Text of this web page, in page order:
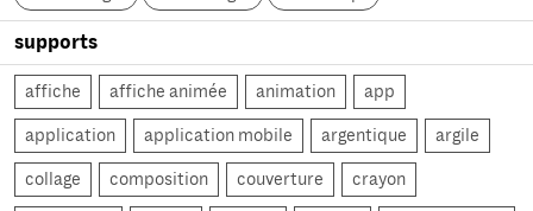
supports
affiche affiche animée animation app
application application mobile argentique argile
collage composition couverture crayon